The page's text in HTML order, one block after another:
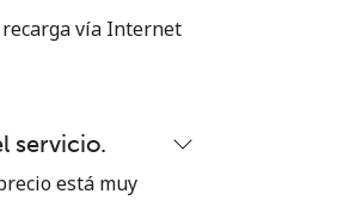
vía Internet
servicio.
está muy